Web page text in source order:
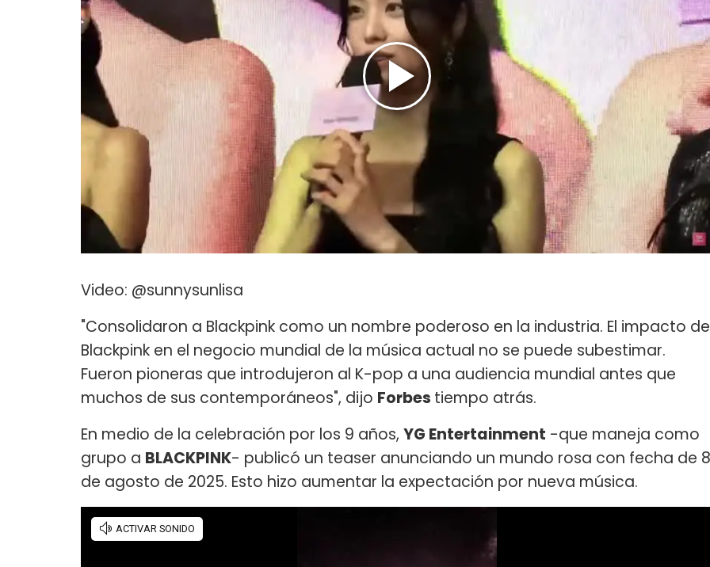
Video: @sunnysunlisa
"Consolidaron a Blackpink como un nombre poderoso en la industria. El impacto de
Blackpink en el negocio mundial de la música actual no se puede subestimar.
Fueron pioneras que introdujeron al K-pop a una audiencia mundial antes que
muchos de sus contemporáneos", dijo Forbes tiempo atrás.
En medio de la celebración por los 9 años, YG Entertainment -que maneja como
grupo a BLACKPINK- publicó un teaser anunciando un mundo rosa con fecha de 8
de agosto de 2025. Esto hizo aumentar la expectación por nueva música.